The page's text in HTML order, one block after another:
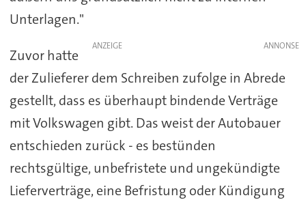
Unterlagen."
ANZEIGE
Zuvor hatte
der Zulieferer dem Schreiben zufolge in Abrede
gestellt, dass es überhaupt bindende Verträge
mit Volkswagen gibt. Das weist der Autobauer
entschieden zurück - es bestünden
rechtsgültige, unbefristete und ungekündigte
Lieferverträge, eine Befristung oder Kündigung